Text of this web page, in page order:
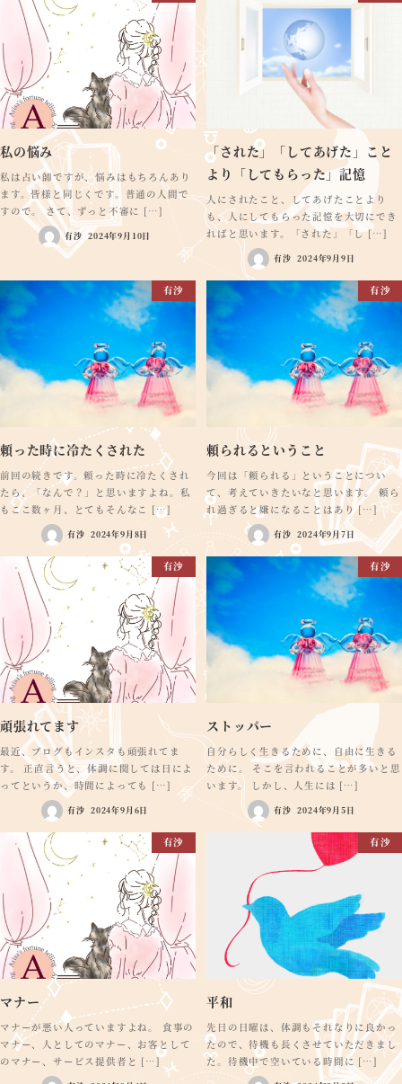
私の悩み
私は占い師ですが、悩みはもちろんあり
ます。皆様と同じくです。普通の人間で
すので。 さて、ずっと不審に […]
有沙 2024年9月10日
「された」「してあげた」こと
より「してもらった」記憶
人にされたこと、してあげたことより
も、人にしてもらった記憶を大切にでき
ればと思います。「された」「し […]
有沙 2024年9月9日
有沙
頼った時に冷たくされた
前回の続きです。頼った時に冷たくされ
たら、「なんで？」と思いますよね。私
もここ数ヶ月、とてもそんなこ […]
有沙 2024年9月8日
有沙
頼られるということ
今回は「頼られる」ということについ
て、考えていきたいなと思います。 頼ら
れ過ぎると嫌になることはあり […]
有沙 2024年9月7日
有沙
頑張れてます
最近、ブログもインスタも頑張れてま
す。 正直言うと、体調に関しては日によ
ってというか、時間によっても […]
有沙 2024年9月6日
有沙
ストッパー
自分らしく生きるために、自由に生きる
ために。 そこを言われることが多いと思
います。 しかし、人生には […]
有沙 2024年9月5日
有沙
マナー
マナーが悪い人っていますよね。 食事の
マナー、人としてのマナー、お客として
のマナー、サービス提供者と […]
有沙
平和
先日の日曜は、体調もそれなりに良かっ
たので、待機も長くさせていただきまし
た。待機中で空いている時間に […]